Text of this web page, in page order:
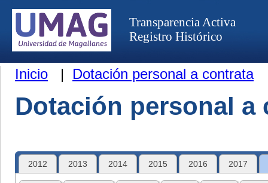
Transparencia Activa
Registro Histórico
Inicio | Dotación personal a contrata
Dotación personal a
2012 2013 2014 2015 2016 2017